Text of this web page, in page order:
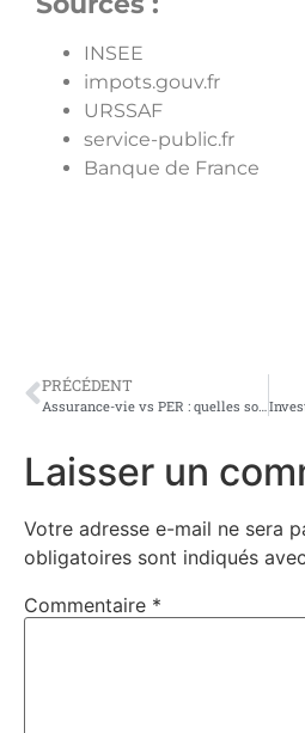
INSEE
impots.gouv.fr
URSSAF
service-public.fr
Banque de France
PRÉCÉDENT
Laisser un
Votre adresse e-mail ne sera
obligatoires sont indiqués avec
Commentaire *